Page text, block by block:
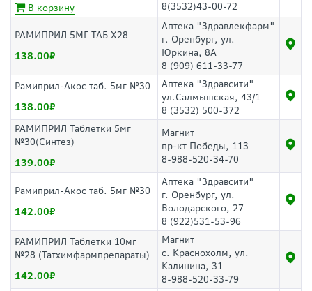
В корзину
8(3532)43-00-72
РАМИПРИЛ 5МГ ТАБ Х28
138.00
Аптека "Здравлекфарм"
г. Оренбург, ул.
Юркина, 8А
8 (909) 611-33-77
Рамиприл-Акос таб. 5мг №30
138.00
Аптека "Здравсити"
ул.Салмышская, 43/1
8 (3532) 500-372
РАМИПРИЛ Таблетки 5мг
№30(Синтез)
139.00
Магнит
пр-кт Победы, 113
8-988-520-34-70
Рамиприл-Акос таб. 5мг №30
142.00
Аптека "Здравсити"
г. Оренбург, ул.
Володарского, 27
8 (922)531-53-96
РАМИПРИЛ Таблетки 10мг
№28 (Татхимфармпрепараты)
142.00
Магнит
с. Краснохолм, ул.
Калинина, 31
8-988-520-33-79